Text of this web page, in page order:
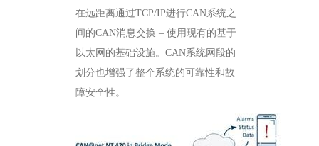
在远距离通过TCP/IP进行CAN系统之
间的CAN消息交换 – 使用现有的基于
以太网的基础设施。CAN系统网段的
划分也增强了整个系统的可靠性和故
障安全性。